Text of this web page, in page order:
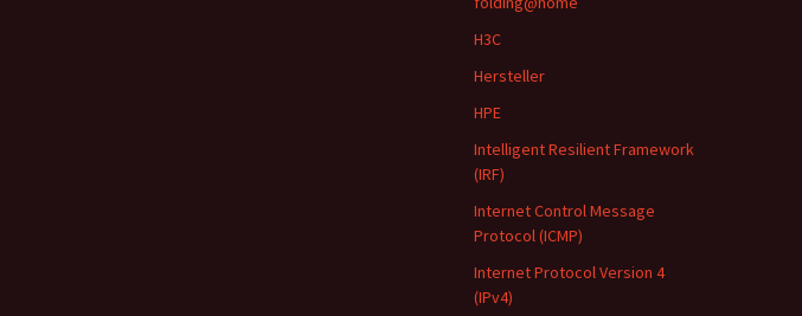
H3C
Hersteller
HPE
Intelligent Resilient Framework
(IRF)
Internet Control Message
Protocol (ICMP)
Internet Protocol Version 4
(IPv4)